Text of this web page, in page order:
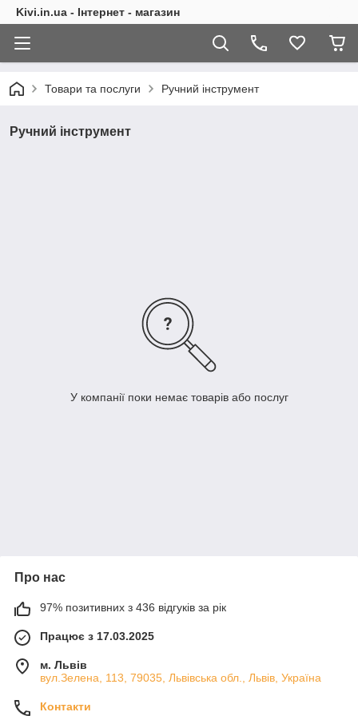
Kivi.in.ua - Інтернет - магазин
Товари та послуги Ручний інструмент
Ручний інструмент
У компанії поки немає товарів або послуг
Про нас
97% позитивних з 436 відгуків за рік
Працює з 17.03.2025
м. Львів
вул.Зелена, 113, 79035, Львівська обл., Львів, Україна
Контакти